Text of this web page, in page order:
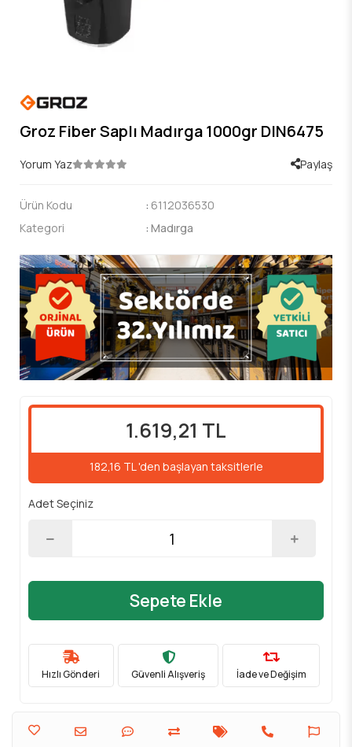
Groz Fiber Saplı Madırga 1000gr DIN6475
Yorum Yaz Paylaş
Ürün Kodu : 6112036530
Kategori
: Madırga
1.619,21 TL
182,16 TL 'den başlayan taksitlerle
Adet Seçiniz
Sepete Ekle
Hızlı Gönderi Güvenli Alışveriş İade ve Değişim